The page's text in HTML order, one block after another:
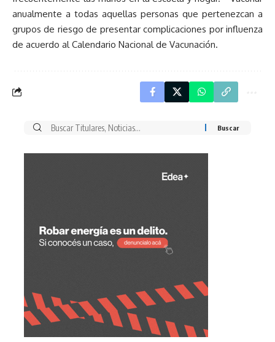
anualmente a todas aquellas personas que pertenezcan a
grupos de riesgo de presentar complicaciones por influenza
de acuerdo alCalendario Nacional de Vacunación.
Buscar